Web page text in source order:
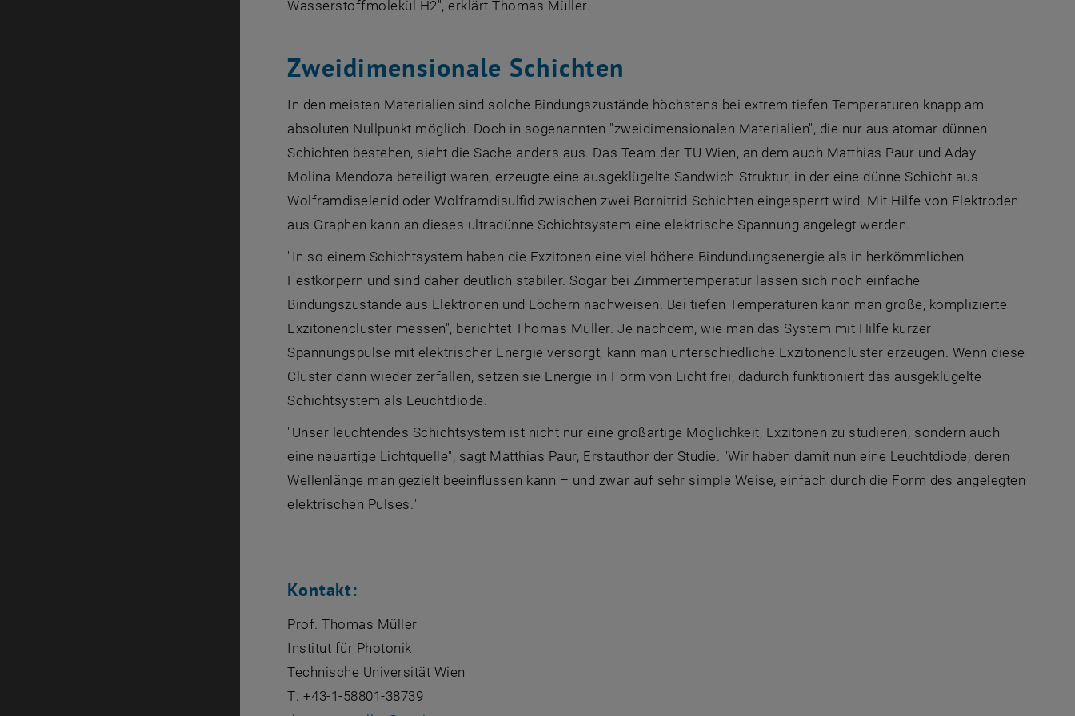
Wasserstoffmolekül H2", erklärt Thomas Müller.
Zweidimensionale Schichten
In den meisten Materialien sind solche Bindungszustände höchstens bei extrem tiefen Temperaturen knapp am
absoluten Nullpunkt möglich. Doch in sogenannten "zweidimensionalen Materialien", die nur aus atomar dünnen
Schichten bestehen, sieht die Sache anders aus. Das Team der TU Wien, an dem auch Matthias Paur und Aday
Molina-Mendoza beteiligt waren, erzeugte eine ausgeklügelte Sandwich-Struktur, in der eine dünne Schicht aus
Wolframdiselenid oder Wolframdisulfid zwischen zwei Bornitrid-Schichten eingesperrt wird. Mit Hilfe von Elektroden
aus Graphen kann an dieses ultradünne Schichtsystem eine elektrische Spannung angelegt werden.
"In so einem Schichtsystem haben die Exzitonen eine viel höhere Bindundungsenergie als in herkömmlichen
Festkörpern und sind daher deutlich stabiler. Sogar bei Zimmertemperatur lassen sich noch einfache
Bindungszustände aus Elektronen und Löchern nachweisen. Bei tiefen Temperaturen kann man große, komplizierte
Exzitonencluster messen", berichtet Thomas Müller. Je nachdem, wie man das System mit Hilfe kurzer
Spannungspulse mit elektrischer Energie versorgt, kann man unterschiedliche Exzitonencluster erzeugen. Wenn diese
Cluster dann wieder zerfallen, setzen sie Energie in Form von Licht frei, dadurch funktioniert das ausgeklügelte
Schichtsystem als Leuchtdiode.
"Unser leuchtendes Schichtsystem ist nicht nur eine großartige Möglichkeit, Exzitonen zu studieren, sondern auch
eine neuartige Lichtquelle", sagt Matthias Paur, Erstauthor der Studie. "Wir haben damit nun eine Leuchtdiode, deren
Wellenlänge man gezielt beeinflussen kann – und zwar auf sehr simple Weise, einfach durch die Form des angelegten
elektrischen Pulses."
Kontakt:
Prof. Thomas Müller
Institut für Photonik
Technische Universität Wien
T: +43-1-58801-38739